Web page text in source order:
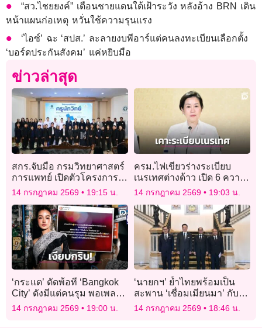
“สว.ไชยยงค์” เตือนชายแดนใต้เฝ้าระวัง หลังอ้าง BRN เดิน
หน้าแผนก่อเหตุ หวั่นใช้ความรุนแรง
‘ไอซ์’ ฉะ ‘สปส.’ ละลายงบพีอาร์แต่คนลงทะเบียนเลือกตั้ง
‘บอร์ดประกันสังคม’ แค่หยิบมือ
ข่าวล่าสุด
สกร.จับมือ กรมวิทยาศาสตร์
การแพทย์ เปิดตัวโครงการ
“ครูนักวิทย์” สร้างเครือข่าย
ความรู้ด้านสุขภาพ
14 กรกฎาคม 2569 19:15 น.
ครม.ไฟเขียวร่างระเบียบ
เนรเทศต่างด้าว เปิด 6 ความ
ผิด ส่งกลับประเทศทันที
14 กรกฎาคม 2569 19:03 น.
‘กระแต’ ตัดพ้อที ‘Bangkok
City’ ดังมีแต่คนรุม พอเพลง
ใหม่หวังดัน Soft Power ต่อ
ทุกภาคส่วนเงียบกริบ!
14 กรกฎาคม 2569 19:00 น.
‘นายกฯ’ ย้ำไทยพร้อมเป็น
สะพาน ‘เชื่อมเมียนมา’ กับ
อาเซียน รมว.ต่างประเทศเมีย
นมา รับปากเข้มข้นดูแล
14 กรกฎาคม 2569 18:46 น.